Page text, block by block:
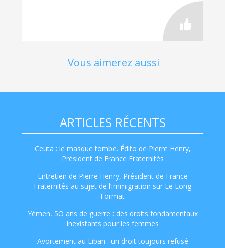
Vous aimerez aussi
ARTICLES RÉCENTS
Ceuta : le masque tombe. Édito de Pierre Henry,
Président de France Fraternités
Entretien de Pierre Henry, Président de France
Fraternités au sujet de l’immigration sur Le Long
Format
Yémen, 5O ans de guerre : des droits fondamentaux
inexistants pour les femmes
Avortement au Liban : un droit toujours refusé